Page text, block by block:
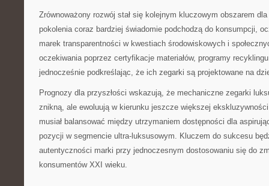
Zrównoważony rozwój stał się kolejnym kluczowym obszarem
pokolenia coraz bardziej świadomie podchodzą do konsumpcji,
marek transparentności w kwestiach środowiskowych i
oczekiwania poprzez certyfikacje materiałów, programy
jednocześnie podkreślając, że ich zegarki są projektowane na
Prognozy dla przyszłości wskazują, że mechaniczne zegarki
znikną, ale ewoluują w kierunku jeszcze większej
musiał balansować między utrzymaniem dostępności dla
pozycji w segmencie ultra-luksusowym. Kluczem do sukcesu
autentyczności marki przy jednoczesnym dostosowaniu się do
konsumentów XXI wieku.